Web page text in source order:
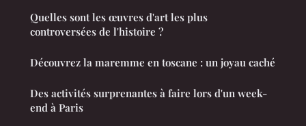
Quelles sont les œuvres d'art les plus
controversées de l'histoire ?
Découvrez la maremme en toscane : un joyau caché
Des activités surprenantes à faire lors d'un week-
end à Paris